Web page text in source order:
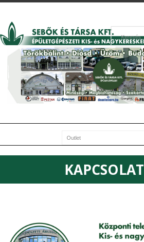
KAPCSOLAT